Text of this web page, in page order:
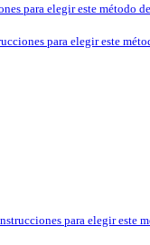
para elegir este método
para elegir este
para elegir este